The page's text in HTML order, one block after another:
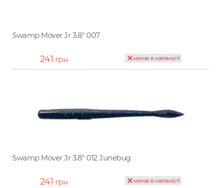
Swamp Mover Jr 3.8" 007
241 грн немає в наявності
Swamp Mover Jr 3.8" 012 Junebug
241 грн немає в наявності